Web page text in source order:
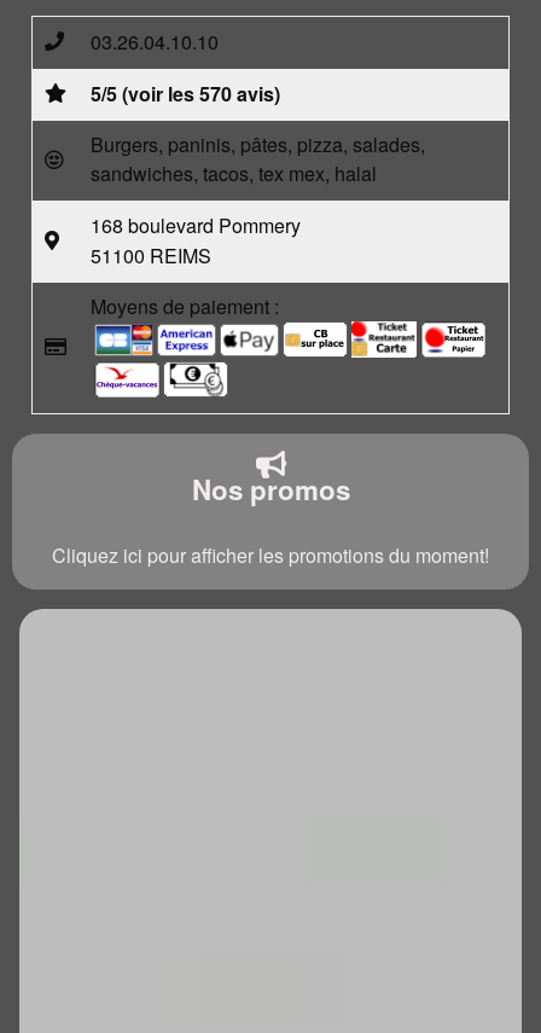
03.26.04.10.10
5/5 (voir les 570 avis)
Burgers, paninis, pâtes, pizza, salades,
sandwiches, tacos, tex mex, halal
168 boulevard Pommery
51100 REIMS
Moyens de paiement :
Nos promos
Cliquez ici pour afficher les promotions du moment!